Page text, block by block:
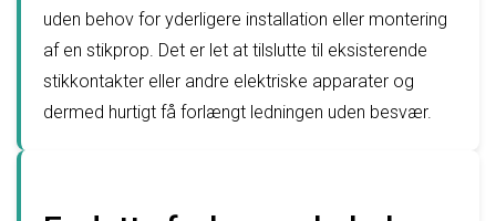
uden behov for yderligere installation eller montering
af en stikprop. Det er let at tilslutte til eksisterende
stikkontakter eller andre elektriske apparater og
dermed hurtigt få forlængt ledningen uden besvær.